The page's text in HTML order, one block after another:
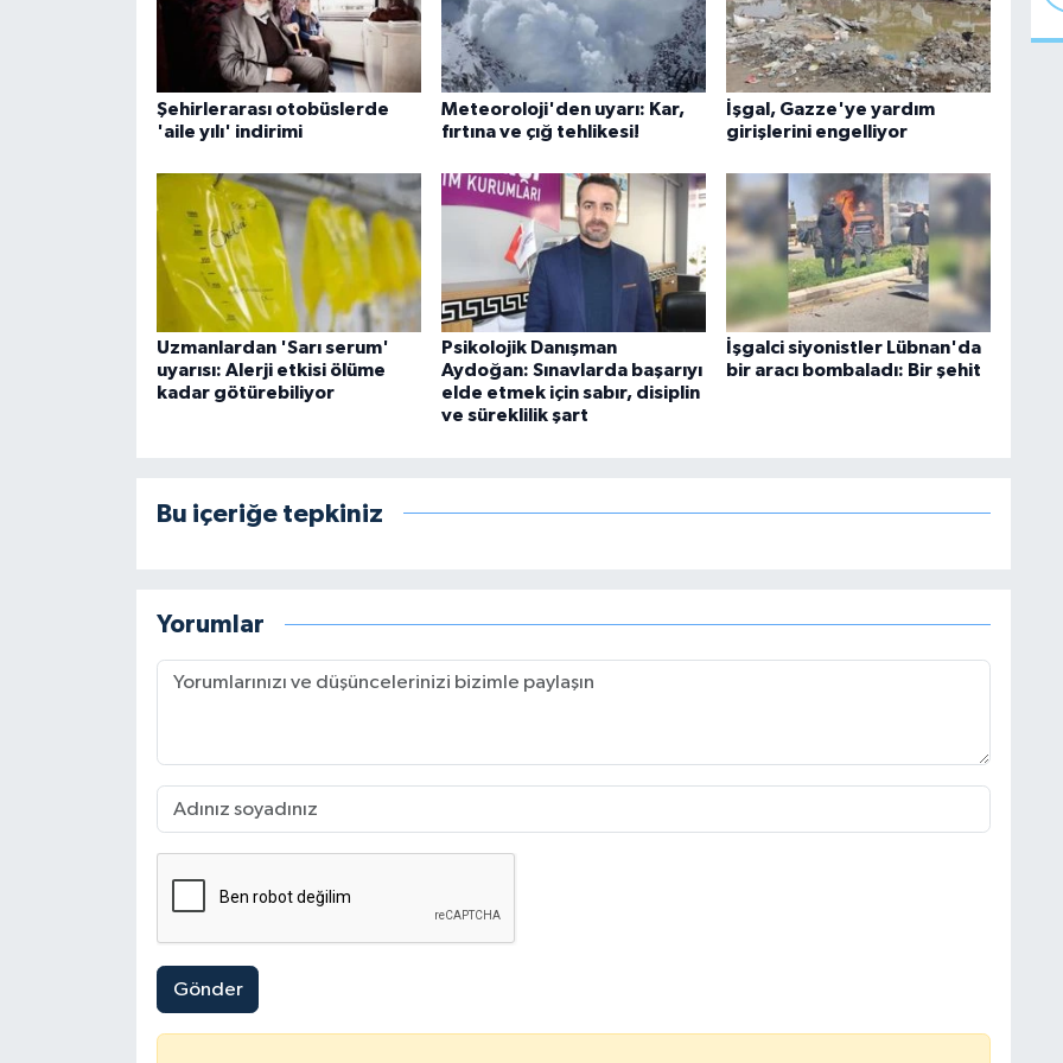
Şehirlerarası otobüslerde
'aile yılı' indirimi
Meteoroloji'den uyarı: Kar,
fırtına ve çığ tehlikesi!
İşgal, Gazze'ye yardım
girişlerini engelliyor
Uzmanlardan 'Sarı serum'
uyarısı: Alerji etkisi ölüme
kadar götürebiliyor
Psikolojik Danışman
Aydoğan: Sınavlarda başarıyı
elde etmek için sabır, disiplin
ve süreklilik şart
İşgalci siyonistler Lübnan'da
bir aracı bombaladı: Bir şehit
Bu içeriğe tepkiniz
Yorumlar
Gönder